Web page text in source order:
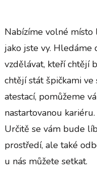
Nabízíme volné místo
jako jste vy. Hledáme
vzdělávat, kteří chtějí
chtějí stát špičkami
atestací, pomůžeme
nastartovanou
Určitě se vám bude
prostředí, ale také
u nás můžete setkat.